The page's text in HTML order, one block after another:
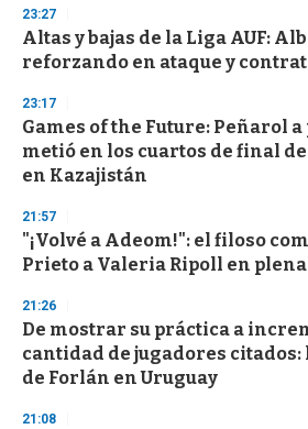
d
s
23:27
Altas y bajas de la Liga AUF:
reforzando en ataque y
23:17
Games of the Future: Peñarol
metió en los cuartos de final
en Kazajistán
21:57
"¡Volvé a Adeom!": el filoso
Prieto a Valeria Ripoll en plena
21:26
De mostrar su práctica a
cantidad de jugadores
de Forlán en Uruguay
21:08